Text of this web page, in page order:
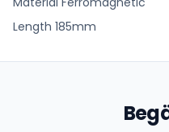
Length 185mm